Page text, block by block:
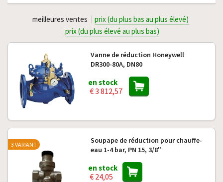
meilleures ventes
prix (du plus bas au plus élevé)
prix (du plus élevé au plus bas)
Vanne de réduction Honeywell
DR300-80A, DN80
en stock
€ 3 812,57
Soupape de réduction pour chauffe-
eau 1-4 bar, PN 15, 3/8"
en stock
€ 24,05
3 VARIANT